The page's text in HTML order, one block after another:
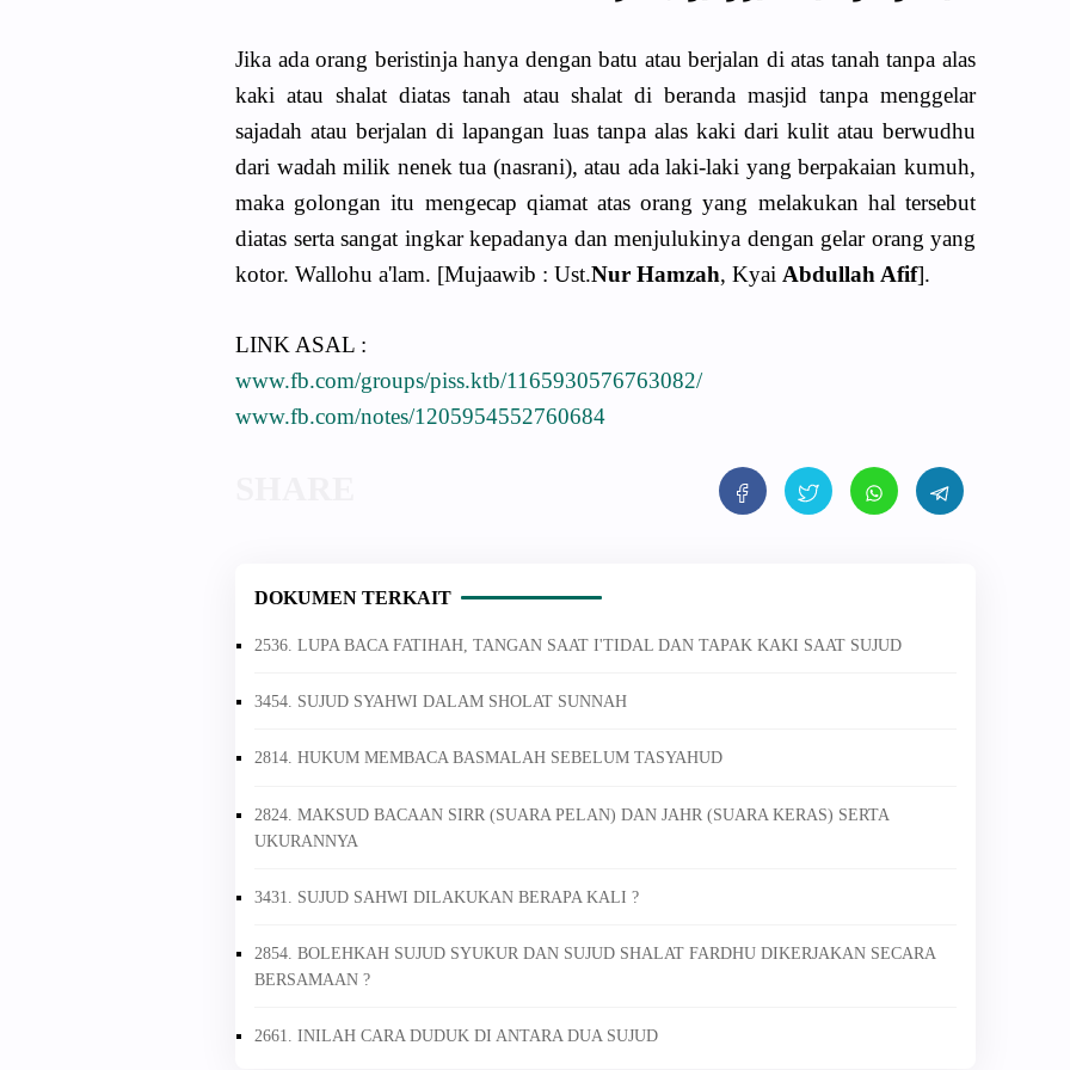
Jika ada orang beristinja hanya dengan batu atau berjalan di atas tanah tanpa alas
kaki atau shalat diatas tanah atau shalat di beranda masjid tanpa menggelar
sajadah atau berjalan di lapangan luas tanpa alas kaki dari kulit atau berwudhu
dari wadah milik nenek tua (nasrani), atau ada laki-laki yang berpakaian kumuh,
maka golongan itu mengecap qiamat atas orang yang melakukan hal tersebut
diatas serta sangat ingkar kepadanya dan menjulukinya dengan gelar orang yang
kotor. Wallohu a'lam. [Mujaawib : Ust.Nur Hamzah, Kyai Abdullah Afif].
LINK ASAL :
www.fb.com/groups/piss.ktb/1165930576763082/
www.fb.com/notes/1205954552760684
DOKUMEN TERKAIT
2536. LUPA BACA FATIHAH, TANGAN SAAT I'TIDAL DAN TAPAK KAKI SAAT SUJUD
3454. SUJUD SYAHWI DALAM SHOLAT SUNNAH
2814. HUKUM MEMBACA BASMALAH SEBELUM TASYAHUD
2824. MAKSUD BACAAN SIRR (SUARA PELAN) DAN JAHR (SUARA KERAS) SERTA
UKURANNYA
3431. SUJUD SAHWI DILAKUKAN BERAPA KALI ?
2854. BOLEHKAH SUJUD SYUKUR DAN SUJUD SHALAT FARDHU DIKERJAKAN SECARA
BERSAMAAN ?
2661. INILAH CARA DUDUK DI ANTARA DUA SUJUD